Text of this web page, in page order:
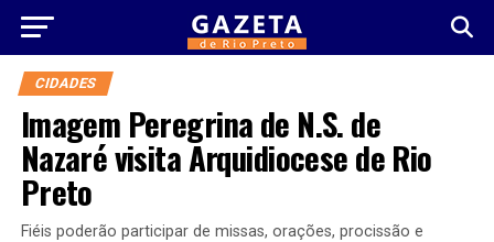
CIDADES
Imagem Peregrina de N.S. de
Nazaré visita Arquidiocese de Rio
Preto
Fiéis poderão participar de missas, orações, procissão e